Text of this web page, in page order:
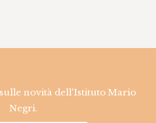
novità dell'Istituto Mario
Negri.